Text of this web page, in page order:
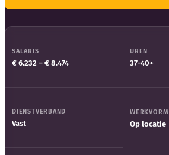
SALARIS
€ 6.232 – € 8.474
UREN
37-40+
DIENSTVERBAND
Vast
WERKVORM
Op locatie